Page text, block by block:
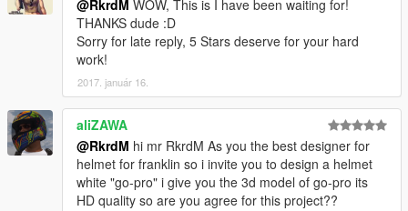
@RkrdM WOW, This is I have been waiting for!
THANKS dude :D
Sorry for late reply, 5 Stars deserve for your hard
work!
2017. január 16.
aliZAWA
@RkrdM hi mr RkrdM As you the best designer for
helmet for franklin so i invite you to design a helmet
white "go-pro" i give you the 3d model of go-pro its
HD quality so are you agree for this project??